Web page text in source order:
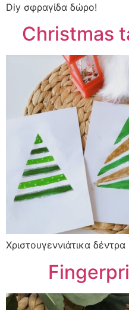
Diy σφραγίδα δώρο!
Christmas
Χριστουγεννιάτικα